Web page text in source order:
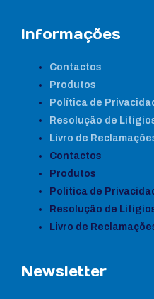
Informações
Contactos
Produtos
Política de
Resolução de
Livro de
Contactos
Produtos
Política de
Resolução de
Livro de
Newsletter